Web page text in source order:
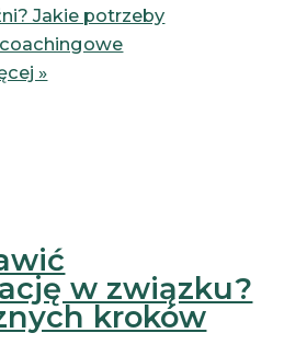
Jakie potrzeby
»
w związku?
kroków